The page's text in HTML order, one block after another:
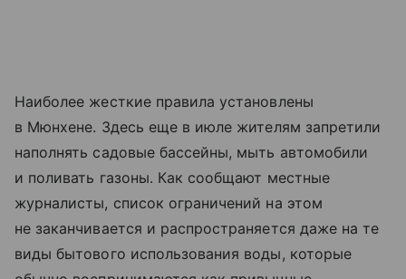
Наиболее жесткие правила установлены
в Мюнхене. Здесь еще в июле жителям запретили
наполнять садовые бассейны, мыть автомобили
и поливать газоны. Как сообщают местные
журналисты, список ограничений на этом
не заканчивается и распространяется даже на те
виды бытового использования воды, которые